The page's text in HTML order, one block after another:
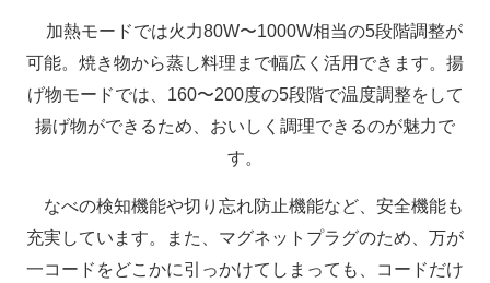
加熱モードでは火力80W〜1000W相当の5段階調整が
可能。焼き物から蒸し料理まで幅広く活用できます。揚
げ物モードでは、160〜200度の5段階で温度調整をして
揚げ物ができるため、おいしく調理できるのが魅力で
す。
なべの検知機能や切り忘れ防止機能など、安全機能も
充実しています。また、マグネットプラグのため、万が
一コードをどこかに引っかけてしまっても、コードだけ